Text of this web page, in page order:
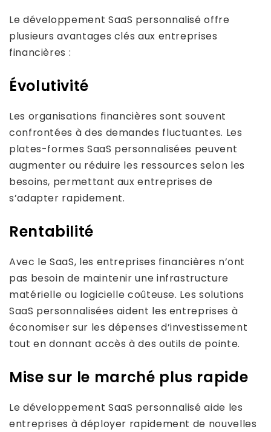
Le développement SaaS personnalisé offre
plusieurs avantages clés aux entreprises
financières :
Évolutivité
Les organisations financières sont souvent
confrontées à des demandes fluctuantes. Les
plates-formes SaaS personnalisées peuvent
augmenter ou réduire les ressources selon les
besoins, permettant aux entreprises de
s’adapter rapidement.
Rentabilité
Avec le SaaS, les entreprises financières n’ont
pas besoin de maintenir une infrastructure
matérielle ou logicielle coûteuse. Les solutions
SaaS personnalisées aident les entreprises à
économiser sur les dépenses d’investissement
tout en donnant accès à des outils de pointe.
Mise sur le marché plus rapide
Le développement SaaS personnalisé aide les
entreprises à déployer rapidement de nouvelles